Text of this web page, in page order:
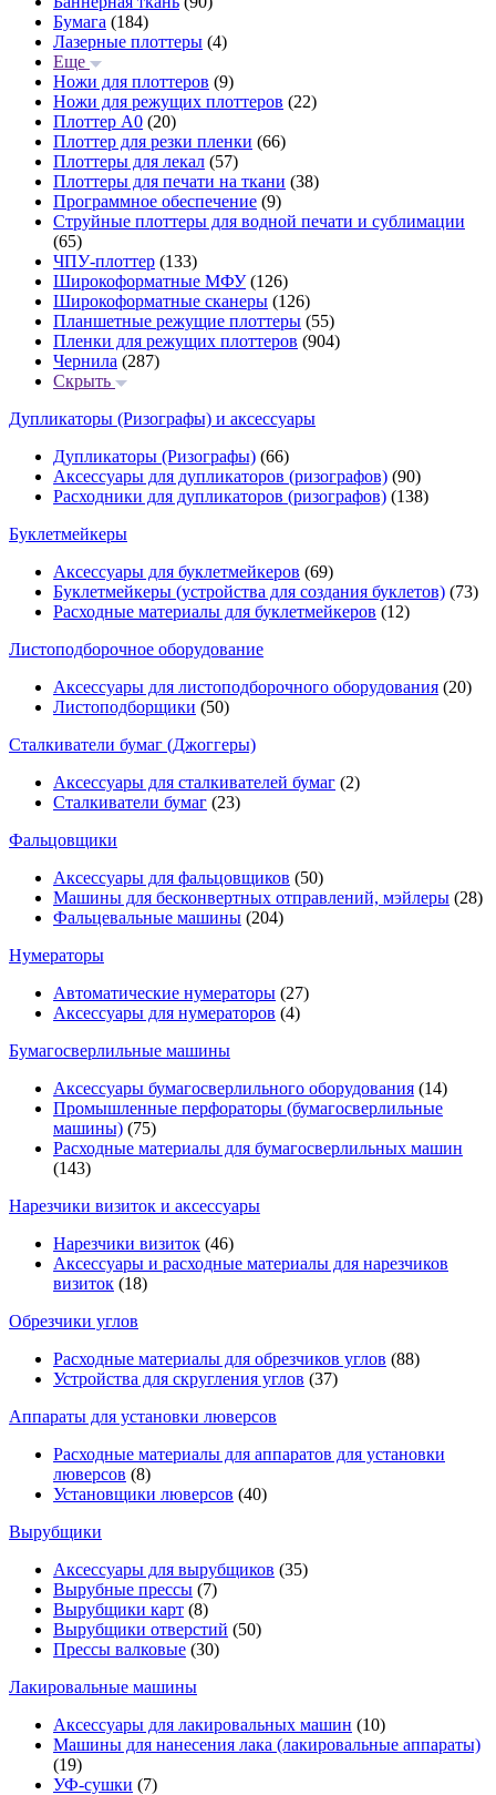
Бумага (184)
Лазерные плоттеры (4)
Еще
Ножи для плоттеров (9)
Ножи для режущих плоттеров (22)
Плоттер А0 (20)
Плоттер для резки пленки (66)
Плоттеры для лекал (57)
Плоттеры для печати на ткани (38)
Программное обеспечение (9)
Струйные плоттеры для водной печати и сублимации
(65)
ЧПУ-плоттер (133)
Широкоформатные МФУ(126)
Широкоформатные сканеры (126)
Планшетные режущие плоттеры (55)
Пленки для режущих плоттеров (904)
Чернила (287)
Скрыть
Дупликаторы (Ризографы) и аксессуары
Дупликаторы (Ризографы) (66)
Аксессуары для дупликаторов (ризографов) (90)
Расходники для дупликаторов (ризографов) (138)
Буклетмейкеры
Аксессуары для буклетмейкеров (69)
Буклетмейкеры (устройства для создания буклетов) (73)
Расходные материалы для буклетмейкеров (12)
Листоподборочное оборудование
Аксессуары для листоподборочного оборудования (20)
Листоподборщики (50)
Сталкиватели бумаг (Джоггеры)
Аксессуары для сталкивателей бумаг (2)
Сталкиватели бумаг (23)
Фальцовщики
Аксессуары для фальцовщиков (50)
Машины для бесконвертных отправлений, мэйлеры (28)
Фальцевальные машины (204)
Нумераторы
Автоматические нумераторы (27)
Аксессуары для нумераторов (4)
Бумагосверлильные машины
Аксессуары бумагосверлильного оборудования (14)
Промышленные перфораторы (бумагосверлильные
машины) (75)
Расходные материалы для бумагосверлильных машин
(143)
Нарезчики визиток и аксессуары
Нарезчики визиток (46)
Аксессуары и расходные материалы для нарезчиков
визиток (18)
Обрезчики углов
Расходные материалы для обрезчиков углов (88)
Устройства для скругления углов (37)
Аппараты для установки люверсов
Расходные материалы для аппаратов для установки
люверсов (8)
Установщики люверсов (40)
Вырубщики
Аксессуары для вырубщиков (35)
Вырубные прессы (7)
Вырубщики карт (8)
Вырубщики отверстий (50)
Прессы валковые (30)
Лакировальные машины
Аксессуары для лакировальных машин (10)
Машины для нанесения лака (лакировальные аппараты)
(19)
УФ-сушки (7)